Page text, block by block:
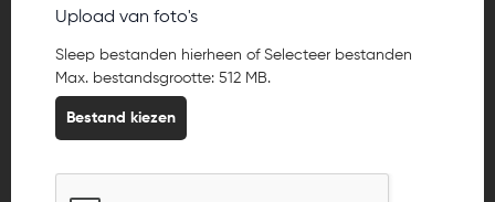
Upload van foto's
Sleep bestanden hierheen of Selecteer bestanden
Max. bestandsgrootte: 512 MB.
Bestand kiezen